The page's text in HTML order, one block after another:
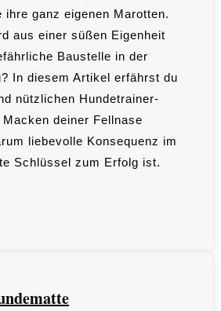
ihre ganz eigenen Marotten.
aus einer süßen Eigenheit
Baustelle in der
In diesem Artikel erfährst du
nützlichen Hundetrainer-
deiner Fellnase
liebevolle Konsequenz im
Schlüssel zum Erfolg ist.